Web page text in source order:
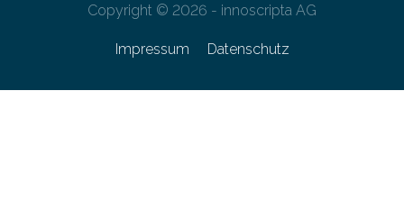
Copyright © 2026 - innoscripta AG
Impressum Datenschutz